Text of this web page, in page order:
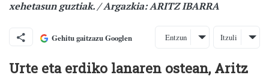
xehetasun guztiak. / Argazkia: ARITZ IBARRA
Gehitu gaitzazu Googlen Entzun Itzuli
Urte eta erdiko lanaren ostean, Aritz